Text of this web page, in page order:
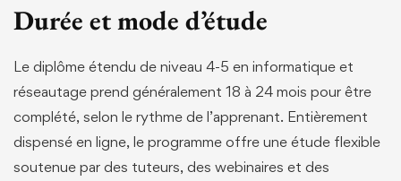
Durée et mode d’étude
Le diplôme étendu de niveau 4-5 en informatique et
réseautage prend généralement 18 à 24 mois pour être
complété, selon le rythme de l’apprenant. Entièrement
dispensé en ligne, le programme offre une étude flexible
soutenue par des tuteurs, des webinaires et des